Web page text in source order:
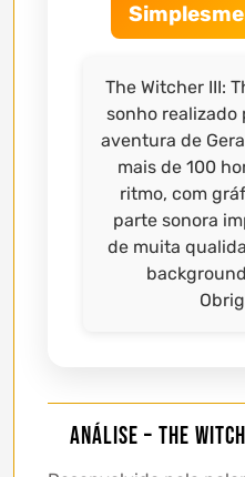
The Witcher III:
sonho realizado
aventura de
mais de 100
ritmo, com
parte sonora
de muita
Análise – The